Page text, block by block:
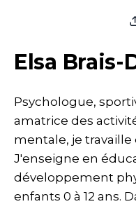
Elsa Brais-
Psychologue,
amatrice des
mentale, je
J'enseigne en
développement
enfants 0 à 12 ans.